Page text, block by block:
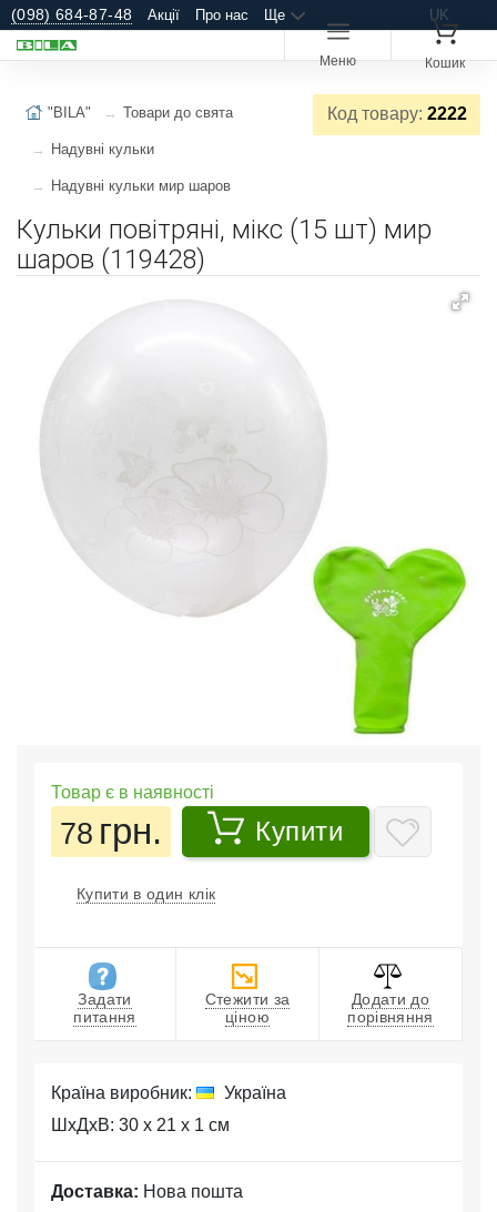
(098) 684-87-48 Акції Про нас Ще UK
Меню Кошик
Код товару: 2222
"BILA" Товари до свята
Надувні кульки
Надувні кульки мир шаров
Кульки повітряні, мікс (15 шт) мир
шаров (119428)
Товар є в наявності
78 грн. Купити
Купити в один клік
Задати
питання
Стежити за
ціною
Додати до
порівняння
Країна виробник:
Україна
ШхДхВ: 30 x 21 x 1 см
Доставка: Нова пошта